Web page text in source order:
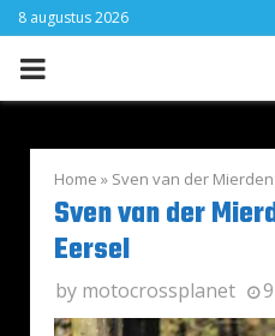
8 augustus 2026
PRIMARY
Home » Sven van der
Sven van der
Eersel
by motocrossplanet